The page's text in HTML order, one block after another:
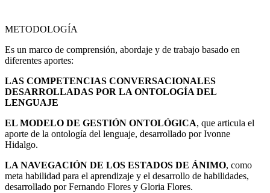
METODOLOGÍA
Es un marco de comprensión, abordaje y de trabajo basado en
diferentes aportes:
LAS COMPETENCIAS CONVERSACIONALES
DESARROLLADAS POR LA ONTOLOGÍA DEL
LENGUAJE
EL MODELO DE GESTIÓN ONTOLÓGICA, que articula el
aporte de la ontología del lenguaje, desarrollado por Ivonne
Hidalgo.
LA NAVEGACIÓN DE LOS ESTADOS DE ÁNIMO, como
meta habilidad para el aprendizaje y el desarrollo de habilidades,
desarrollado por Fernando Flores y Gloria Flores.